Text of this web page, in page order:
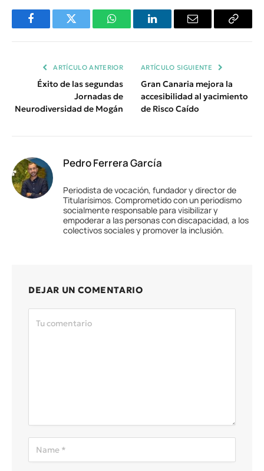
FacebookTwitter WhatsAppLinkedInEmail
Copiar
ARTÍCULO ANTERIOR
Éxito de las segundas
Jornadas de
Neurodiversidad de Mogán
ARTÍCULO SIGUIENTE
Gran Canaria mejora la
accesibilidad al yacimiento
de Risco Caído
Pedro Ferrera García
Periodista de vocación, fundador y director de
Titularísimos. Comprometido con un periodismo
socialmente responsable para visibilizar y
empoderar a las personas con discapacidad, a los
colectivos sociales y promover la inclusión.
DEJAR UN COMENTARIO